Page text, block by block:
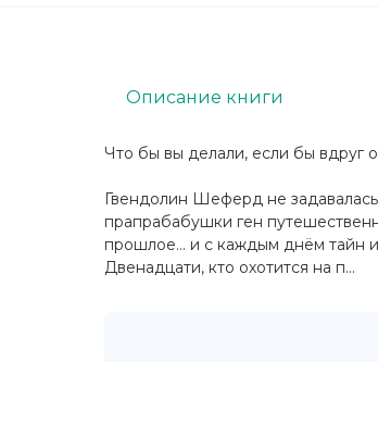
Что бы вы делали, если бы вдруг
Гвендолин Шеферд не
прапрабабушки ген
прошлое… и с каждым днём тайн
Двенадцати, кто охотится на п...
Описание книги